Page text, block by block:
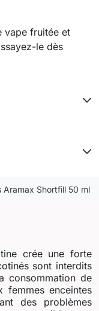
vape fruitée et
le dès
Aramax Shortfill 50 ml
crée une forte
sont interdits
consommation de
femmes enceintes
des problèmes